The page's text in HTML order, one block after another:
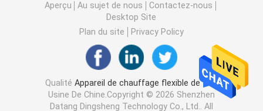
Appareil de chauffage flexible fait sur commande
Film de chauffage de Graphene
Film de chauffage électrique
Aperçu Au sujet de nous
Contactez-nous
Desktop Site
Plan du site
Privacy Policy
QualitéAppareil de chauffage flexible de film
Usine De Chine.Copyright © 2026 Shenzhen
Datang Dingsheng Technology Co., Ltd.. All